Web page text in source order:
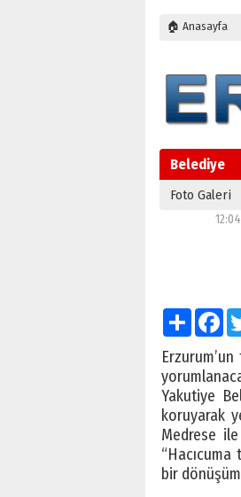
🏠 Anasayfa
Belediye
Foto Galeri
Paylaş
Yakutiye
koruyarak
Medrese
bir